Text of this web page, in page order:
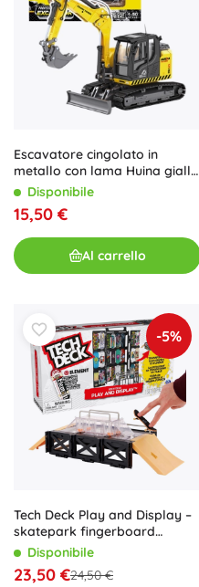
Escavatore cingolato in
metallo con lama Huina giallo
1:50Disponibile
15,50 €
Al carrello
-5%
Tech Deck Play and Display –
skatepark fingerboard
portatile con supporto
ELEMENT
Disponibile
23,50 €24,50 €